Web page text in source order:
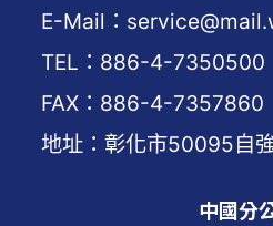
E-Mail：
TEL：886-4-7350500
FAX：886-4-7357860
地址：彰化市50095自
中國分